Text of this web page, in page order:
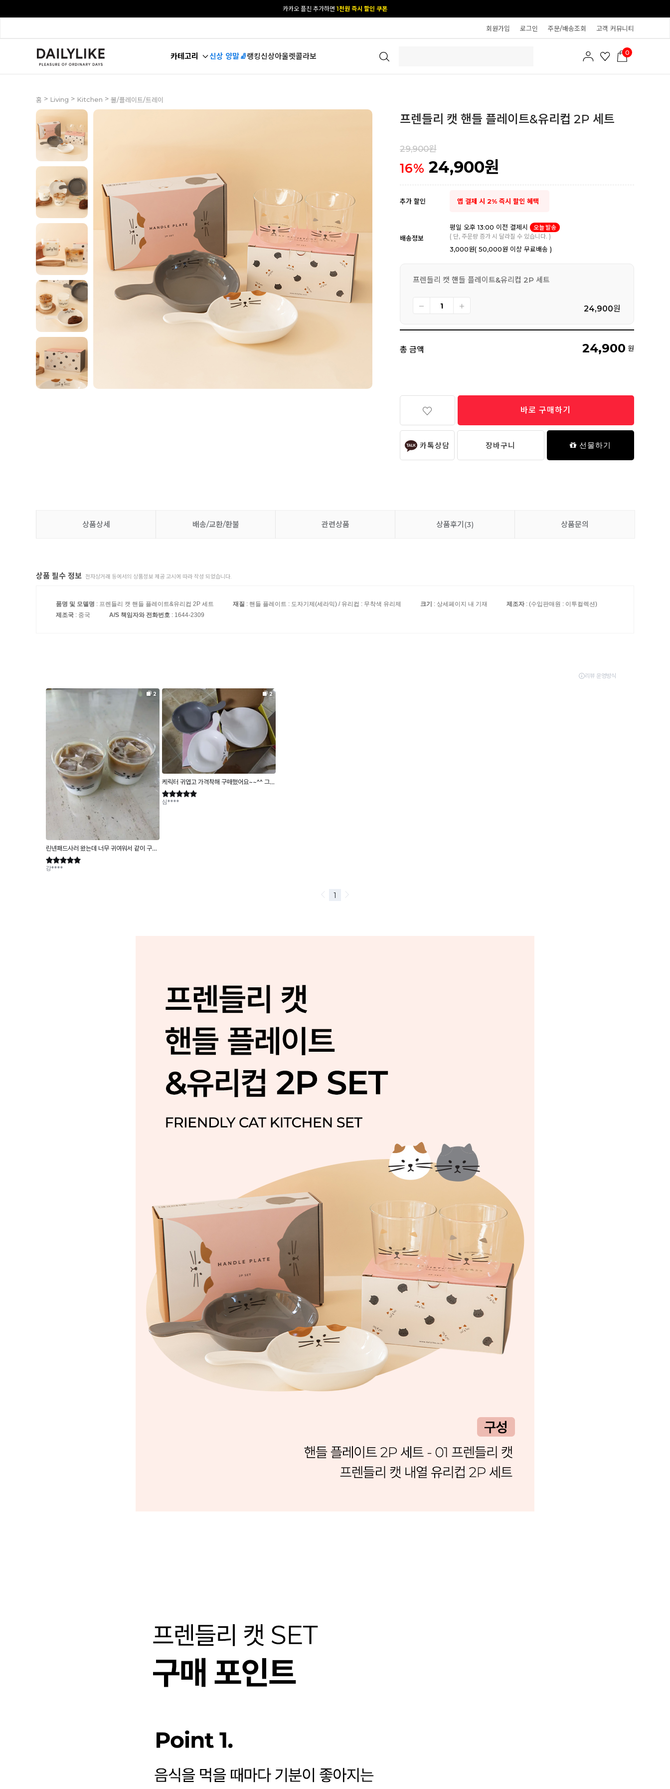
카카오 플친 추가하면 1천원 즉시 할인 쿠폰
회원가입 로그인 주문/배송조회 고객 커뮤니티
카테고리 신상 양말🧦랭킹신상아울렛콜라보 0
홈 > Living > Kitchen > 볼/플레이트/트레이
프렌들리 캣 핸들 플레이트&유리컵 2P 세트
29,900원
16% 24,900원
추가 할인 앱 결제 시 2% 즉시 할인 혜택
배송정보
평일 오후 13:00 이전 결제시
오늘 발송
( 단, 주문량 증가 시 달라질 수 있습니다. )
3,000원( 50,000원 이상 무료배송 )
프렌들리 캣 핸들 플레이트&유리컵 2P 세트
24,900원
총 금액 24,900 원
바로 구매하기
카톡상담 장바구니 선물하기
상품상세 배송/교환/환불 관련상품 상품후기(3) 상품문의
상품 필수 정보 전자상거래 등에서의 상품정보 제공 고시에 따라 작성 되었습니다.
품명 및 모델명 : 프렌들리 캣 핸들 플레이트&유리컵 2P 세트 재질 : 핸들 플레이트 : 도자기제(세라믹) / 유리컵 : 무착색 유리제 크기 : 상세페이지 내 기재 제조자: (수입판매원 : 이투컬렉션)
제조국 : 중국 A/S 책임자와 전화번호 : 1644-2309